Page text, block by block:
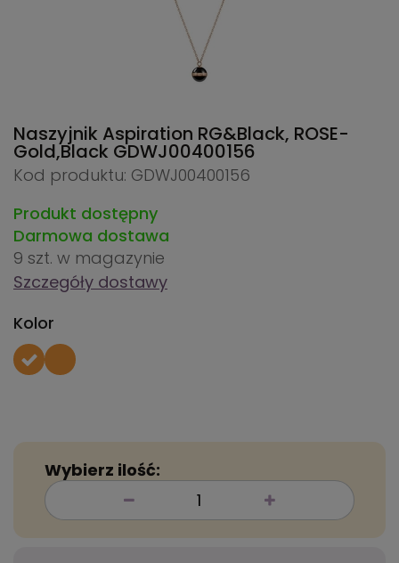
Naszyjnik Aspiration RG&Black, ROSE-
Gold,Black GDWJ00400156
Kod produktu: GDWJ00400156
Produkt dostępny
Darmowa dostawa
9 szt. w magazynie
Szczegóły dostawy
Kolor
Wybierz ilość: